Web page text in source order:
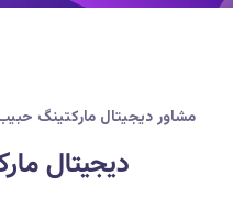
مشاور دیجیتال مارکتینگ
دیجیتال